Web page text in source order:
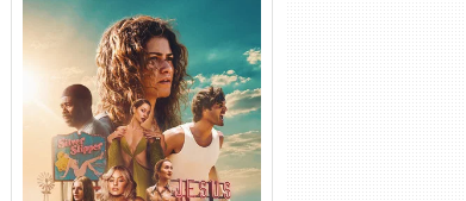
Euphoria 3ª Temporada
Torrent (2026) WEB-DL 1080p
Dual Áudio